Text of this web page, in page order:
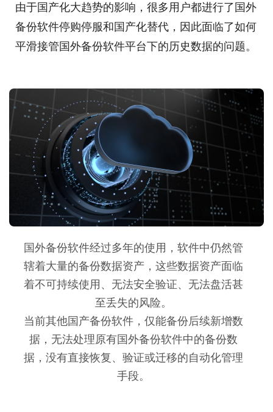
由于国产化大趋势的影响，很多用户都进行了国外
备份软件停购停服和国产化替代，因此面临了如何
平滑接管国外备份软件平台下的历史数据的问题。
国外备份软件经过多年的使用，软件中仍然管
辖着大量的备份数据资产，这些数据资产面临
着不可持续使用、无法安全验证、无法盘活甚
至丢失的风险。
当前其他国产备份软件，仅能备份后续新增数
据，无法处理原有国外备份软件中的备份数
据，没有直接恢复、验证或迁移的自动化管理
手段。